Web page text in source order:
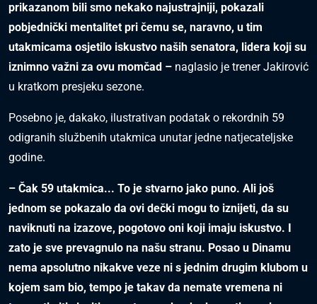
prikazanom bili smo nekako najustrajniji, pokazali
pobjednički mentalitet pri čemu se, naravno, u tim
utakmicama osjetilo iskustvo naših senatora, lidera koji su
iznimno važni za ovu momčad – naglasio je trener Jakirović
u kratkom presjeku sezone.
Posebno je, dakako, ilustrativan podatak o rekordnih 59
odigranih službenih utakmica unutar jedne natjecateljske
godine.
– Čak 59 utakmica... To je stvarno jako puno. Ali još
jednom se pokazalo da ovi dečki mogu to iznijeti, da su
naviknuti na izazove, pogotovo oni koji imaju iskustvo. I
zato je sve prevagnulo na našu stranu. Posao u Dinamu
nema apsolutno nikakve veze ni s jednim drugim klubom u
kojem sam bio, tempo je takav da nemate vremena ni